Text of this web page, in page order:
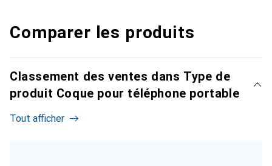
Comparer les produits
Classement des ventes dans Type de
produit Coque pour téléphone portable
Tout afficher